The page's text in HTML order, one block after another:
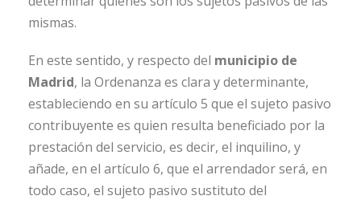
mismas.
En este sentido, y respecto del municipio de
Madrid, la Ordenanza es clara y determinante,
estableciendo en su artículo 5 que el sujeto pasivo
contribuyente es quien resulta beneficiado por la
prestación del servicio, es decir, el inquilino, y
añade, en el artículo 6, que el arrendador será, en
todo caso, el sujeto pasivo sustituto del